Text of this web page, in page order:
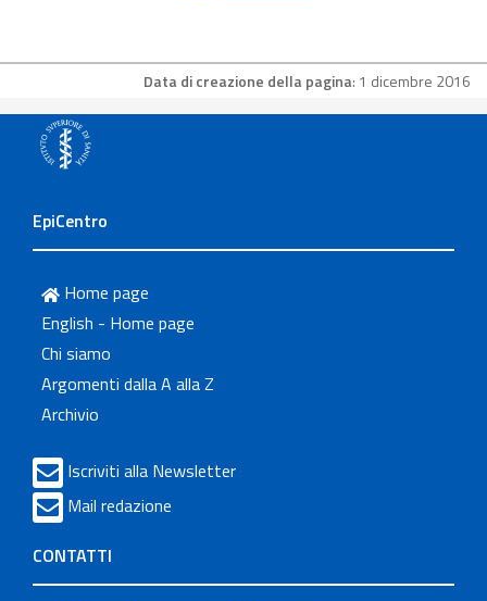
Data di creazione della pagina: 1 dicembre 2016
EpiCentro
Home page
English - Home page
Chi siamo
Argomenti dalla A alla Z
Archivio
Iscriviti alla Newsletter
Mail redazione
CONTATTI